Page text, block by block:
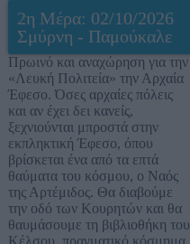
2η Μέρα: 02/10/2026
Σμύρνη - Παμούκαλε
Πρωινό και αναχώρηση για την
«Λευκή Πολιτεία» την Αρχαία
Έφεσο. Όσες αρχαίες πόλεις
και αν έχει δει κανείς,
ξεχνιούνται μπροστά στην
εκπληκτική Έφεσο, όπου
βρίσκεται ένα από τα επτά
θαύματα του κόσμου, ο Ναός
της Αρτέμιδος. Θα διαβούμε
την οδό των Κουρητών και θα
θαυμάσουμε τη βιβλιοθήκη του
Κέλσου, πραγματικό κόσμημα